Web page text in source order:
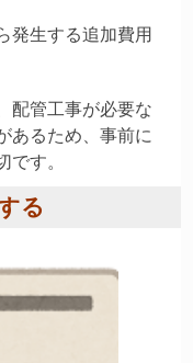
発生する追加費用
配管工事が必要な
あるため、事前に
です。
る